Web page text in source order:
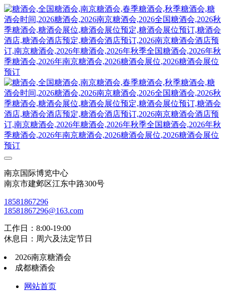
南京国际博览中心
南京市建邺区江东中路300号
18581867296
18581867296@163.com
工作日：8:00-19:00
休息日：周六及法定节日
2026南京糖酒会
成都糖酒会
网站首页